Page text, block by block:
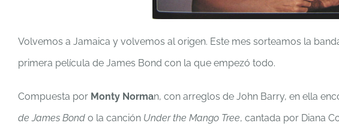
Volvemos a Jamaica y volvemos al origen. Este mes sorteamos la
primera película de James Bond con la que empezó todo.
Compuesta por Monty Norman, con arreglos de John Barry, en ella
de James Bond o la canción Under the Mango Tree, cantada por Diana